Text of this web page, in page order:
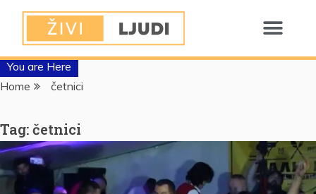
You are Here
Home
četnici
Tag:četnici